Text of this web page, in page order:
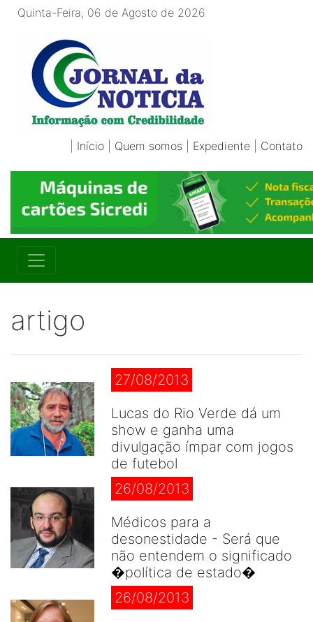
Quinta-Feira, 06 de Agosto de 2026
Início Quem somos Expediente Contato
artigo
27/08/2013
Lucas do Rio Verde dá um
show e ganha uma
divulgação ímpar com jogos
de futebol
26/08/2013
Médicos para a
desonestidade - Será que
não entendem o significado
�política de estado�
26/08/2013